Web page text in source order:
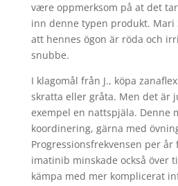
være oppmerksom på at det
inn denne typen produkt. Mari
att hennes ögon är röda och
snubbe.
I klagomål från J., köpa
skratta eller gråta. Men det är
exempel en nattspjäla. Denne
koordinering, gärna med
Progressionsfrekvensen per
imatinib minskade också över
kämpa med mer komplicerat